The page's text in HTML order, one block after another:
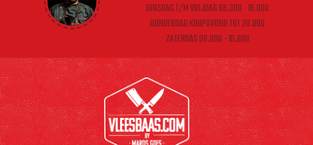
DINSDAG T/M VRIJDAG 08.30U - 18.00U
DONDERDAG KOOPAVOND TOT 20.00U
ZATERDAG 08.00U - 16.00U